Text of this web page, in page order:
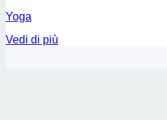
Yoga
Vedi di più